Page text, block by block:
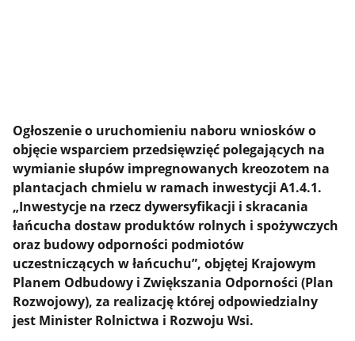
Ogłoszenie o uruchomieniu naboru wniosków o
objęcie wsparciem przedsięwzięć polegających na
wymianie słupów impregnowanych kreozotem na
plantacjach chmielu w ramach inwestycji A1.4.1.
„Inwestycje na rzecz dywersyfikacji i skracania
łańcucha dostaw produktów rolnych i spożywczych
oraz budowy odporności podmiotów
uczestniczących w łańcuchu”, objętej Krajowym
Planem Odbudowy i Zwiększania Odporności (Plan
Rozwojowy), za realizację której odpowiedzialny
jest Minister Rolnictwa i Rozwoju Wsi.